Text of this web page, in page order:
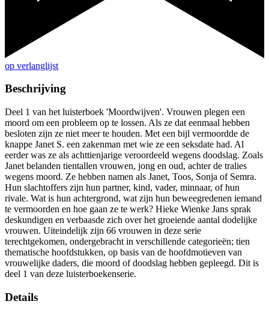
op verlanglijst
Beschrijving
Deel 1 van het luisterboek 'Moordwijven'. Vrouwen plegen een
moord om een probleem op te lossen. Als ze dat eenmaal hebben
besloten zijn ze niet meer te houden. Met een bijl vermoordde de
knappe Janet S. een zakenman met wie ze een seksdate had. Al
eerder was ze als achttienjarige veroordeeld wegens doodslag. Zoals
Janet belanden tientallen vrouwen, jong en oud, achter de tralies
wegens moord. Ze hebben namen als Janet, Toos, Sonja of Semra.
Hun slachtoffers zijn hun partner, kind, vader, minnaar, of hun
rivale. Wat is hun achtergrond, wat zijn hun beweegredenen iemand
te vermoorden en hoe gaan ze te werk? Hieke Wienke Jans sprak
deskundigen en verbaasde zich over het groeiende aantal dodelijke
vrouwen. Uiteindelijk zijn 66 vrouwen in deze serie
terechtgekomen, ondergebracht in verschillende categorieën; tien
thematische hoofdstukken, op basis van de hoofdmotieven van
vrouwelijke daders, die moord of doodslag hebben gepleegd. Dit is
deel 1 van deze luisterboekenserie.
Details